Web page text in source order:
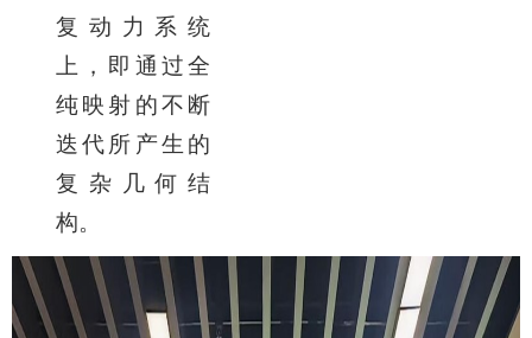
复动力系统
上，即通过全
纯映射的不断
迭代所产生的
复杂几何结
构。